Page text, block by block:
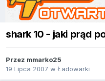
shark 10 - jaki prąd
Przez mmarko25
19 Lipca 2007 w Ładowarki